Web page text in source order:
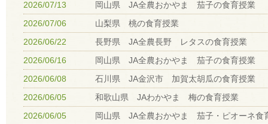
2026/07/13
岡山県 JA全農おかやま 茄子の食育授業
2026/07/06
山梨県 桃の食育授業
2026/06/22
長野県 JA全農長野 レタスの食育授業
2026/06/16
岡山県 JA全農おかやま 茄子の食育授業
2026/06/08
石川県 JA金沢市 加賀太胡瓜の食育授業
2026/06/05
和歌山県 JAわかやま 梅の食育授業
2026/06/05
岡山県 JA全農おかやま 茄子・ピオーネ食